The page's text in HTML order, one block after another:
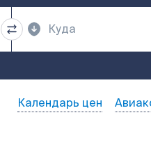
Календарь цен